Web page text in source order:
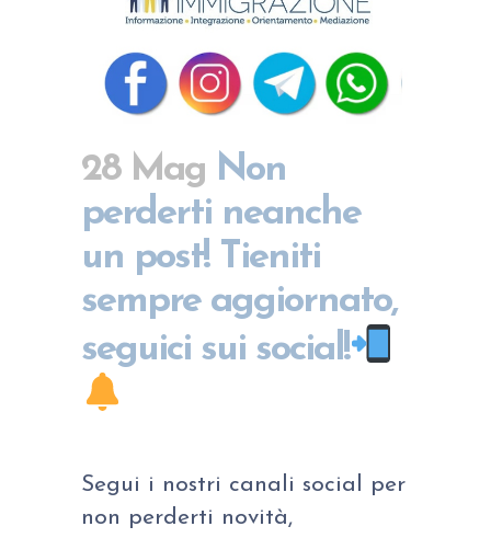
28 Mag Non
perderti neanche
un post! Tieniti
sempre aggiornato,
seguici sui social!
Segui i nostri canali social per
non perderti novità,